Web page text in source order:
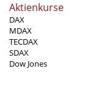
Aktienkurse
DAX
MDAX
TECDAX
SDAX
Dow Jones